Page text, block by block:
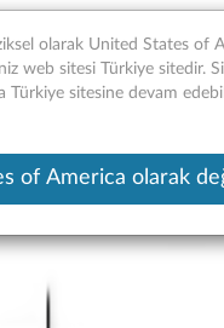
Bu
olarak United States
web sitesi Türkiye sitedir.
Türkiye sitesine devam
of America olarak